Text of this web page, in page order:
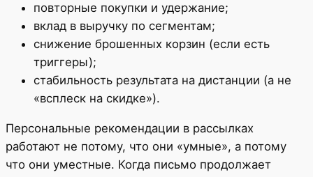
повторные покупки и удержание;
вклад в выручку по сегментам;
снижение брошенных корзин (если есть
триггеры);
стабильность результата на дистанции (а не
«всплеск на скидке»).
Персональные рекомендации в рассылках
работают не потому, что они «умные», а потому
что они уместные. Когда письмо продолжает